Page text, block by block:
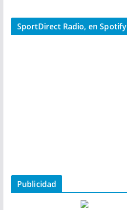
SportDirect Radio, en Spotify
Publicidad